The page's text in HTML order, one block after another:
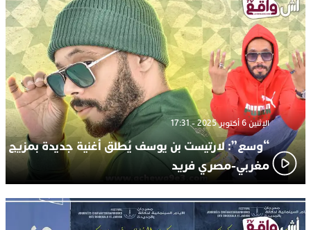
الإثنين 6 أكتوبر 2025 - 17:31
“وسع”: لارتيست بن يوسف يُطلق أغنية جديدة بمزيج
مغربي-مصري فريد